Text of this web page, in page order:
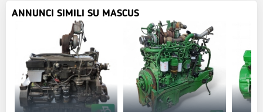
ANNUNCI SIMILI SU MASCUS